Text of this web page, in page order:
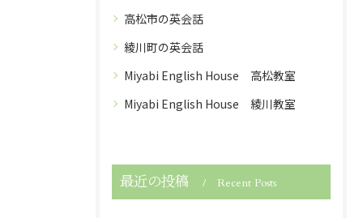
高松市の英会話
綾川町の英会話
Miyabi English House 高松教室
Miyabi English House 綾川教室
最近の投稿 Recent Posts